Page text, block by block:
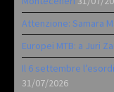
Attenzione: Samara
Europei MTB: a Juri
Il 6 settembre
31/07/2026